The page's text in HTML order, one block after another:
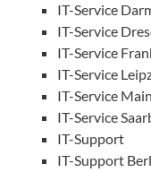
IT-Service
IT-Service
IT-Service
IT-Service
IT-Service
IT-Service
IT-Support
IT-Support